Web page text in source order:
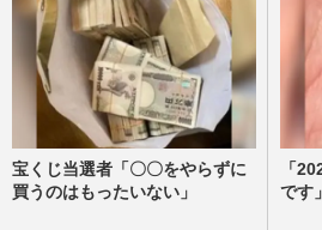
宝くじ当選者「〇〇をやらずに
買うのはもったいない」
「
です